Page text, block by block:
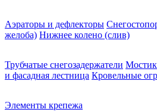
Аэраторы и дефлекторы
желоба) Нижнее колено (слив)
Трубчатые снегозадержатели
и фасадная лестница Кровельные
Элементы крепежа